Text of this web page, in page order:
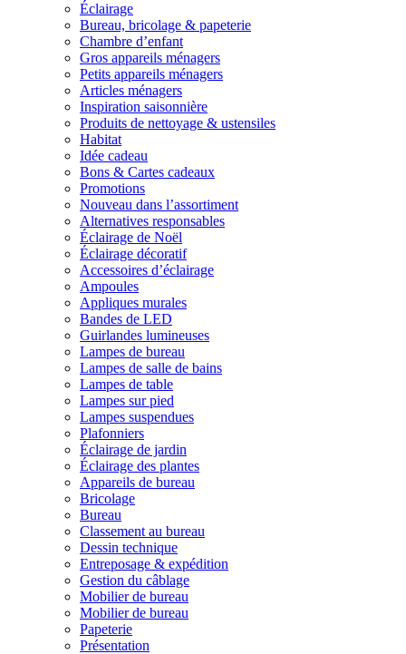
Éclairage
Bureau, bricolage & papeterie
Chambre d’enfant
Gros appareils ménagers
Petits appareils ménagers
Articles ménagers
Inspiration saisonnière
Produits de nettoyage & ustensiles
Habitat
Idée cadeau
Bons & Cartes cadeaux
Promotions
Nouveau dans l’assortiment
Alternatives responsables
Éclairage de Noël
Éclairage décoratif
Accessoires d’éclairage
Ampoules
Appliques murales
Bandes de LED
Guirlandes lumineuses
Lampes de bureau
Lampes de salle de bains
Lampes de table
Lampes sur pied
Lampes suspendues
Plafonniers
Éclairage de jardin
Éclairage des plantes
Appareils de bureau
Bricolage
Bureau
Classement au bureau
Dessin technique
Entreposage & expédition
Gestion du câblage
Mobilier de bureau
Mobilier de bureau
Papeterie
Présentation